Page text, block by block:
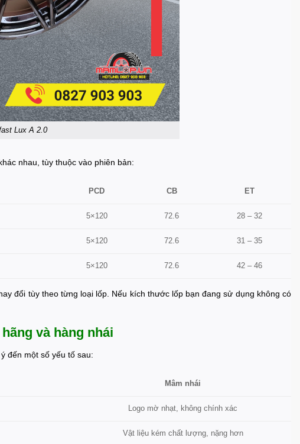
Lux A 2.0
nhau, tùy thuộc vào phiên bản:
PCD CB ET
5×120 72.6 28 – 32
5×120 72.6 31 – 35
5×120 72.6 42 – 46
đổi tùy theo từng loại lốp. Nếu kích thước lốp bạn đang sử dụng không có
và hàng nhái
đến một số yếu tố sau:
Mâm nhái
Logo mờ nhạt, không chính xác
Vật liệu kém chất lượng, nặng hơn